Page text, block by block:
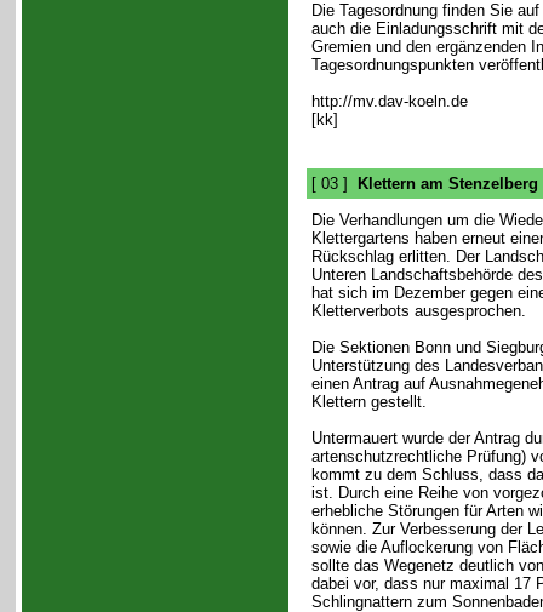
Die Tagesordnung finden Sie
auch die Einladungsschrift mit
Gremien und den ergänzenden
Tagesordnungspunkten
http://mv.dav-koeln.de
[kk]
[ 03 ]
Klettern am Stenzelberg
Die Verhandlungen um die
Klettergartens haben erneut
Rückschlag erlitten. Der
Unteren Landschaftsbehörde
hat sich im Dezember gegen
Kletterverbots ausgesprochen.
Die Sektionen Bonn und
Unterstützung des
einen Antrag auf
Klettern gestellt.
Untermauert wurde der Antrag
artenschutzrechtliche Prüfung)
kommt zu dem Schluss, dass
ist. Durch eine Reihe von
erhebliche Störungen für Arten
können. Zur Verbesserung der
sowie die Auflockerung von
sollte das Wegenetz deutlich
dabei vor, dass nur maximal 17
Schlingnattern zum